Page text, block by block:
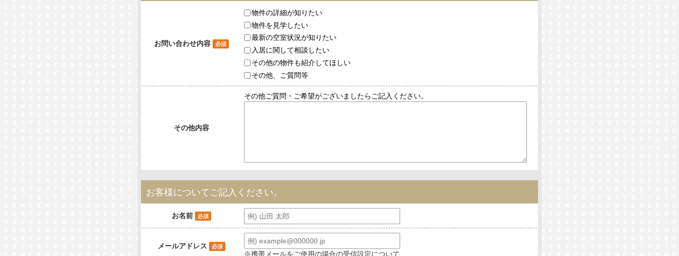
お問い合わせ内容 必須
物件の詳細が知りたい
物件を見学したい
最新の空室状況が知りたい
入居に関して相談したい
その他の物件も紹介してほしい
その他、ご質問等
その他内容
その他ご質問・ご希望がございましたらご記入ください。
お客様についてご記入ください。
お名前 必須
メールアドレス 必須
※携帯メールをご使用の場合の受信設定について